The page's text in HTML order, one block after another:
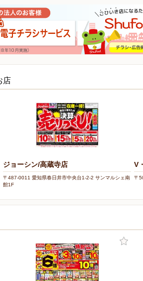
店
ジョーシン/高蔵寺店
〒487-0011 愛知県春日井市中央台1-2-2 サンマルシェ南
館1F
V
〒